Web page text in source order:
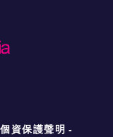
個資保護聲明